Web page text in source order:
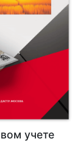
учете